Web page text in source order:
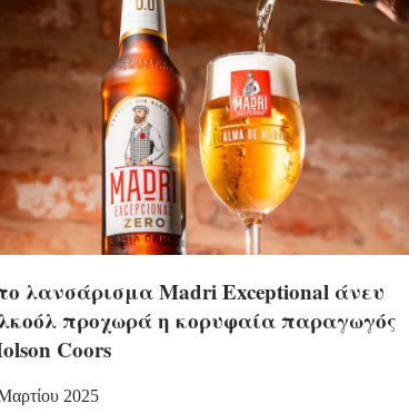
λανσάρισμα Madri Exceptional άνευ
προχωρά η κορυφαία παραγωγός
Coors
2025